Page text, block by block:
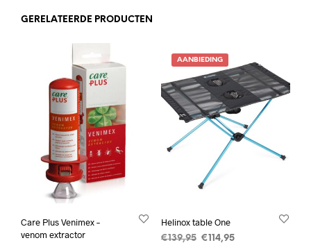
GERELATEERDE PRODUCTEN
Care Plus Venimex –
venom extractor
AANBIEDING
Helinox table One
€139,95 Oorspronkelijke
€114,95Huidige